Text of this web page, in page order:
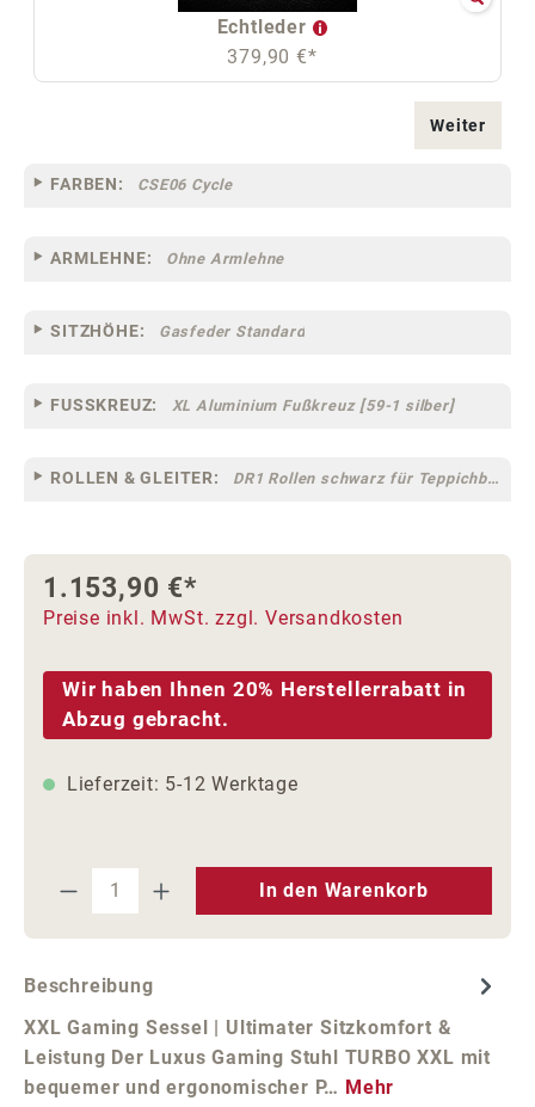
Echtleder
379,90 €*
Weiter
FARBEN: CSE06 Cycle
ARMLEHNE: Ohne Armlehne
SITZHÖHE: Gasfeder Standard
FUSSKREUZ: XL Aluminium Fußkreuz [59-1 silber]
ROLLEN & GLEITER: DR1 Rollen schwarz für Teppichböden [10]
1.153,90 €*
Preise inkl. MwSt. zzgl. Versandkosten
Wir haben Ihnen 20% Herstellerrabatt in
Abzug gebracht.
Lieferzeit: 5-12 Werktage
Produkt Anzahl: Gib den
In den Warenkorb
Beschreibung
XXL Gaming Sessel | Ultimater Sitzkomfort &
Leistung Der Luxus Gaming Stuhl TURBO XXL mit
bequemer und ergonomischer P… Mehr